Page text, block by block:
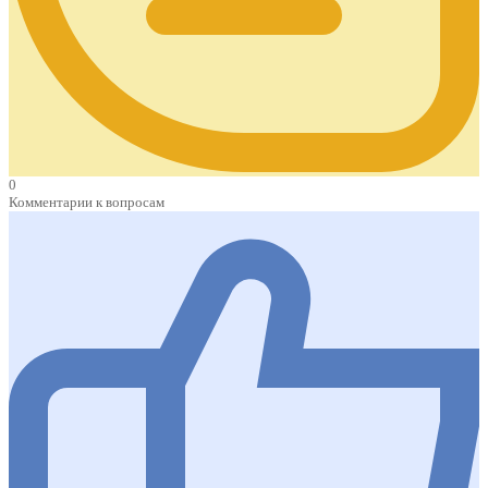
0
Комментарии к вопросам